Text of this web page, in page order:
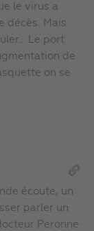
le virus a
décès. Mais
Le port
de
on se
écoute, un
parler un
Peronne